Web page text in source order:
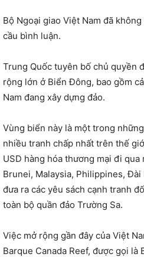
Bộ Ngoại giao Việt Nam đã
cầu bình luận.
Trung Quốc tuyên bố chủ quyền
rộng lớn ở Biển Đông, bao gồm
Nam đang xây dựng đảo.
Vùng biển này là một trong
nhiều tranh chấp nhất trên thế
USD hàng hóa thương mại đi qua
Brunei, Malaysia, Philippines, Đài
đưa ra các yêu sách cạnh tranh
toàn bộ quần đảo Trường Sa.
Việc mở rộng gần đây của Việt
Barque Canada Reef, được gọi là